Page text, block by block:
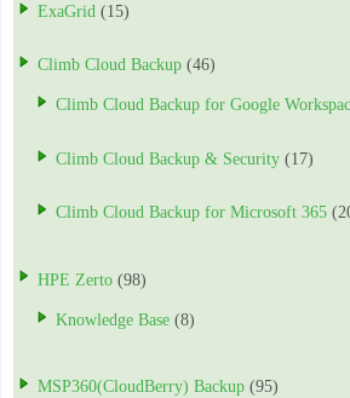
ExaGrid (15)
Climb Cloud Backup (46)
Climb Cloud Backup for Google
Climb Cloud Backup & Security (17)
Climb Cloud Backup for Microsoft 365
HPE Zerto (98)
Knowledge Base (8)
MSP360(CloudBerry) Backup (95)